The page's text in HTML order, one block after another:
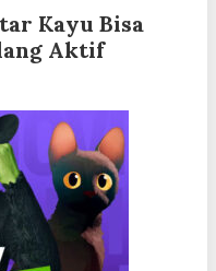
Kayu Bisa
Aktif